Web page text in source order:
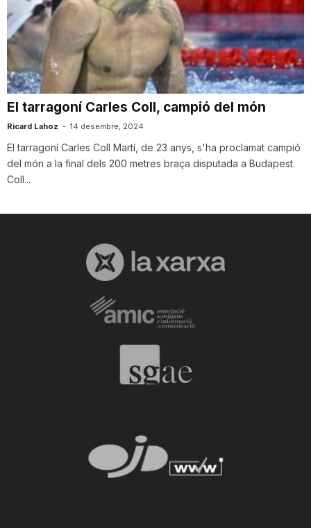
El tarragoní Carles Coll, campió del món
Ricard Lahoz - 14 desembre, 2024
El tarragoní Carles Coll Martí, de 23 anys, s'ha proclamat campió
del món a la final dels 200 metres braça disputada a Budapest.
Coll...